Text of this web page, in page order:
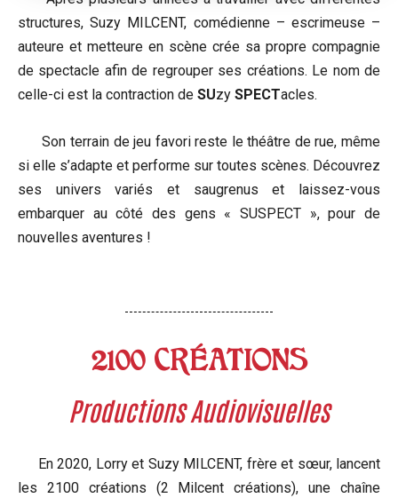
structures, Suzy MILCENT, comédienne – escrimeuse –
auteure et metteure en scène crée sa propre compagnie
de spectacle afin de regrouper ses créations. Le nom de
celle-ci est la contraction de SUzy SPECTacles.
Son terrain de jeu favori reste le théâtre de rue, même
si elle s’adapte et performe sur toutes scènes. Découvrez
ses univers variés et saugrenus et laissez-vous
embarquer au côté des gens « SUSPECT », pour de
nouvelles aventures !
2100 CRÉATIONS
Productions Audiovisuelles
En 2020, Lorry et Suzy MILCENT, frère et sœur, lancent
les 2100 créations (2 Milcent créations), une chaîne